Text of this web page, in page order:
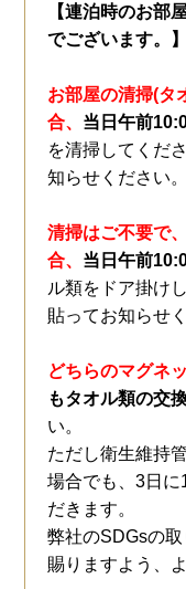
【連泊時のお部
でございます。】
お部屋の清掃(タ
合、 当日午前
を清掃してくだ
知らせください。
清掃はご不要で
合、 当日午前
ル類をドア掛け
貼ってお知らせ
どちらのマグネ
もタオル類の交
い。
ただし衛生維持
場合でも、3日に
だきます。
弊社のSDGsの
賜りますよう、